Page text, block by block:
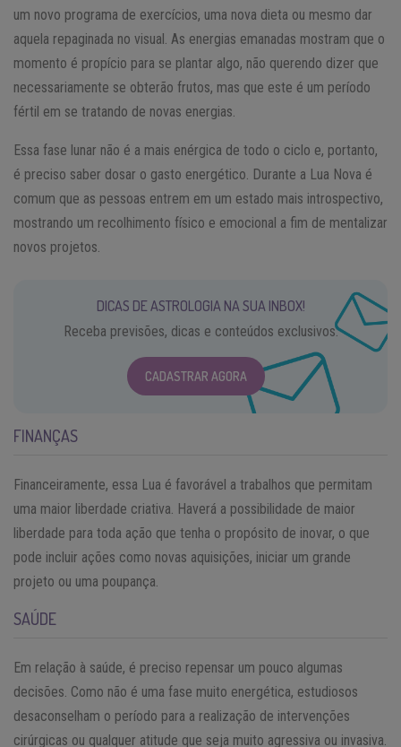
um novo programa de exercícios, uma nova dieta ou mesmo dar
aquela repaginada no visual. As energias emanadas mostram que o
momento é propício para se plantar algo, não querendo dizer que
necessariamente se obterão frutos, mas que este é um período
fértil em se tratando de novas energias.
Essa fase lunar não é a mais enérgica de todo o ciclo e, portanto,
é preciso saber dosar o gasto energético. Durante a Lua Nova é
comum que as pessoas entrem em um estado mais introspectivo,
mostrando um recolhimento físico e emocional a fim de mentalizar
novos projetos.
DICAS DE ASTROLOGIA NA SUA INBOX!
Receba previsões, dicas e conteúdos exclusivos.
CADASTRAR AGORA
FINANÇAS
Financeiramente, essa Lua é favorável a trabalhos que permitam
uma maior liberdade criativa. Haverá a possibilidade de maior
liberdade para toda ação que tenha o propósito de inovar, o que
pode incluir ações como novas aquisições, iniciar um grande
projeto ou uma poupança.
SAÚDE
Em relação à saúde, é preciso repensar um pouco algumas
decisões. Como não é uma fase muito energética, estudiosos
desaconselham o período para a realização de intervenções
cirúrgicas ou qualquer atitude que seja muito agressiva ou invasiva.